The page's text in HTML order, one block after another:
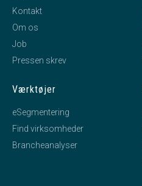
Kontakt
Om os
Job
Pressen skrev
Værktøjer
eSegmentering
Find virksomheder
Brancheanalyser